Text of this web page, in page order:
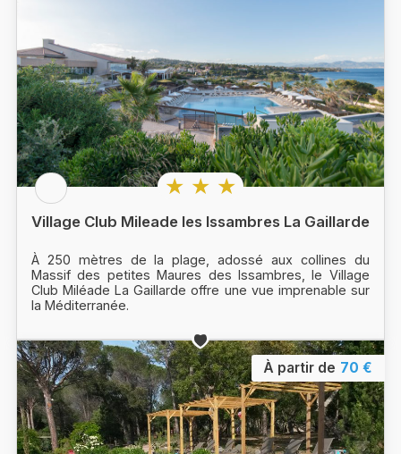
★ ★ ★
Village Club Mileade les Issambres La Gaillarde
À 250 mètres de la plage, adossé aux collines du
Massif des petites Maures des Issambres, le Village
Club Miléade La Gaillarde offre une vue imprenable sur
la Méditerranée.
À partir de 70 €